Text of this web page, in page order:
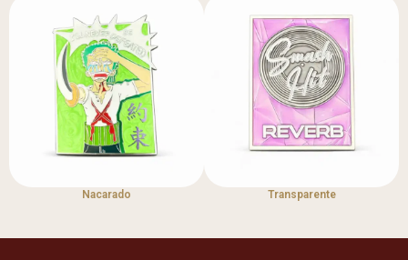
Nacarado Transparente